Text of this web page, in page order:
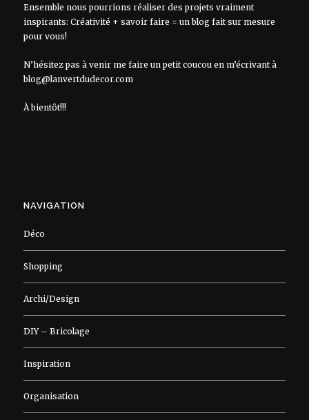
Ensemble nous pourrions réaliser des projets vraiment
inspirants: Créativité + savoir faire = un blog fait sur mesure
pour vous!
N’hésitez pas à venir me faire un petit coucou en m’écrivant à
blog@lanvertdudecor.com
À bientôt!!!
NAVIGATION
Déco
Shopping
Archi/Design
DIY – Bricolage
Inspiration
Organisation